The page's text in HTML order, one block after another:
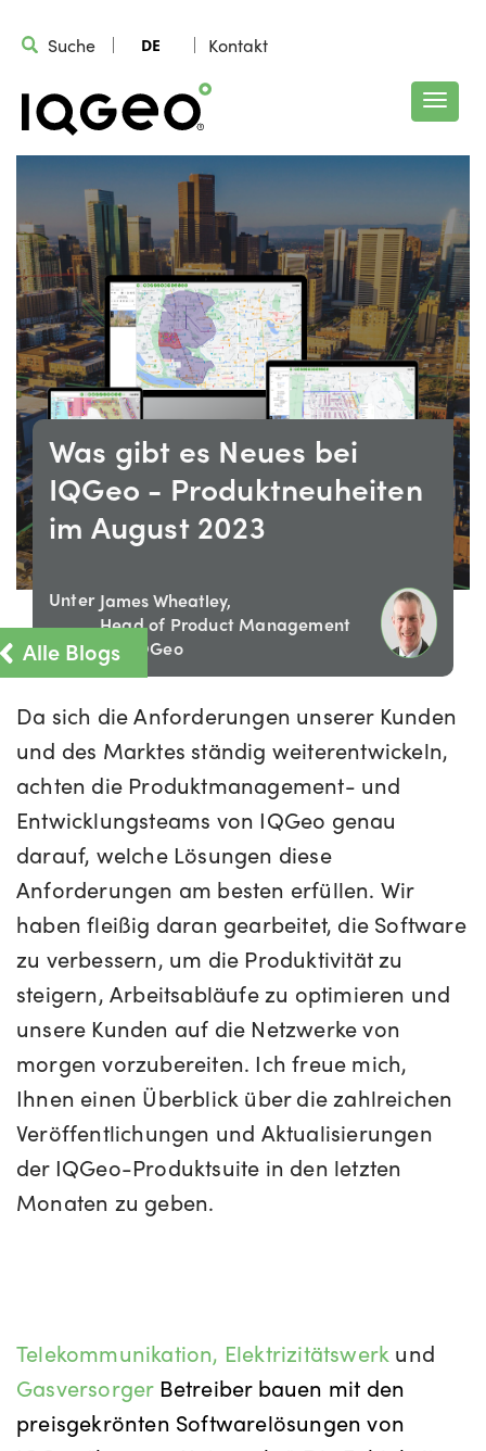
Suche DE Kontakt
Alle Blogs
Was gibt es Neues bei
IQGeo - Produktneuheiten
im August 2023
Unter James Wheatley,
Head of Product Management
bei IQGeo
Da sich die Anforderungen unserer Kunden
und des Marktes ständig weiterentwickeln,
achten die Produktmanagement- und
Entwicklungsteams von IQGeo genau
darauf, welche Lösungen diese
Anforderungen am besten erfüllen. Wir
haben fleißig daran gearbeitet, die Software
zu verbessern, um die Produktivität zu
steigern, Arbeitsabläufe zu optimieren und
unsere Kunden auf die Netzwerke von
morgen vorzubereiten. Ich freue mich,
Ihnen einen Überblick über die zahlreichen
Veröffentlichungen und Aktualisierungen
der IQGeo-Produktsuite in den letzten
Monaten zu geben.
Telekommunikation, Elektrizitätswerk und
GasversorgerBetreiber bauen mit den
preisgekrönten Softwarelösungen von